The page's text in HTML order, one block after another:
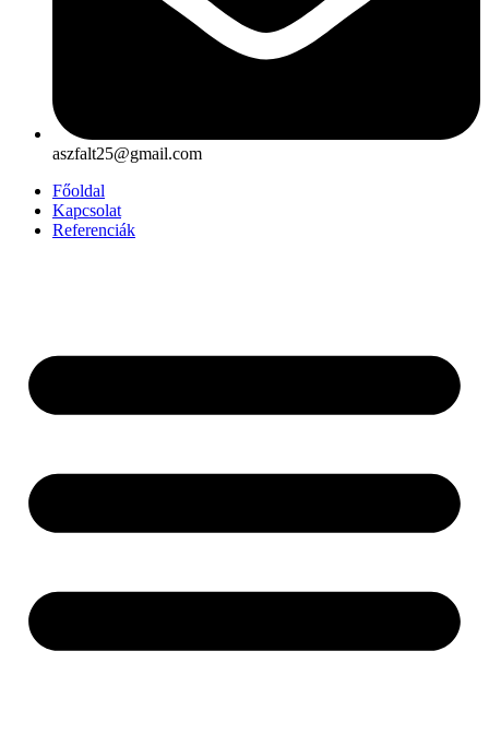
aszfalt25@gmail.com
Főoldal
Kapcsolat
Referenciák